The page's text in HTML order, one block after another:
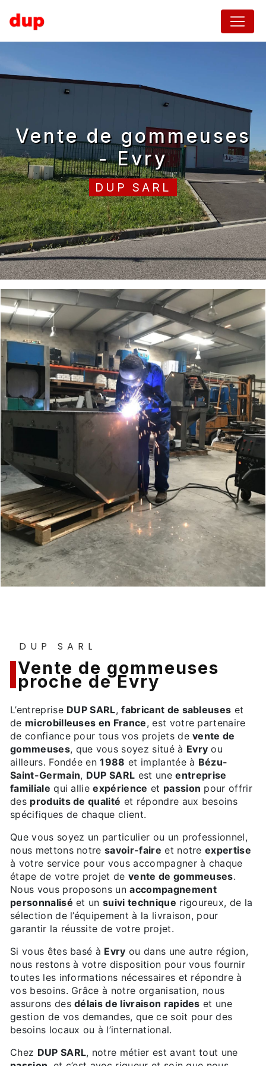
vente de gommeuses
- Evry
DUP SARL
DUP SARL
vente de gommeuses
proche de Evry
L’entreprise DUP SARL,fabricant de sableuses et
de microbilleuses en France, est votre partenaire
de confiance pour tous vos projets devente de
gommeuses, que vous soyez situé à Evry ou
ailleurs. Fondée en1988 et implantée à Bézu-
Saint-Germain, DUP SARL est uneentreprise
familiale qui allieexpérience et passion pour offrir
des produits de qualité et répondre aux besoins
spécifiques de chaque client.
Que vous soyez un particulier ou un professionnel,
nous mettons notresavoir-faire et notreexpertise
à votre service pour vous accompagner à chaque
étape de votre projet devente de gommeuses.
Nous vous proposons unaccompagnement
personnalisé et unsuivi technique rigoureux, de la
sélection de l’équipement à la livraison, pour
garantir la réussite de votre projet.
Si vous êtes basé à Evry ou dans une autre région,
nous restons à votre disposition pour vous fournir
toutes les informations nécessaires et répondre à
vos besoins. Grâce à notre organisation, nous
assurons desdélais de livraison rapides et une
gestion de vos demandes, que ce soit pour des
besoins locaux ou à l’international.
Chez DUP SARL, notre métier est avant tout une